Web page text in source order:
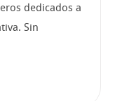
dedicados a
Sin